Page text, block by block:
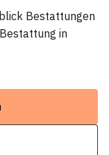
Bestattungen
in